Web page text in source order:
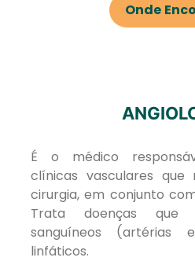
Onde
É o médico
clínicas vasculares que
cirurgia, em conjunto
Trata doenças que
sanguíneos
linfáticos.